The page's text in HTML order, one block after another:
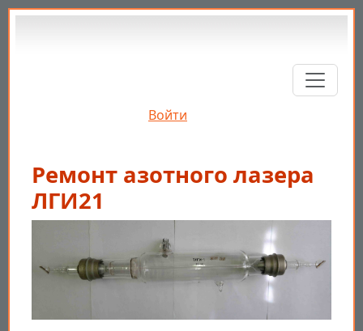
Перейти к основному содержанию
Войти
Ремонт азотного лазера
ЛГИ21